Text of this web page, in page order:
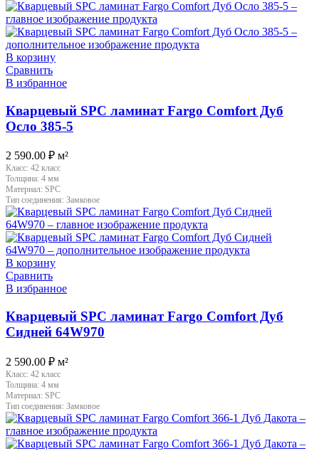
В корзину
Сравнить
В избранное
Кварцевый SPC ламинат Fargo Comfort Дуб
Осло 385-5
2 590.00 ₽ м²
Класс: 42 класс
Толщина: 4 мм
Материал: SPC
Тип соединения: Замковое
В корзину
Сравнить
В избранное
Кварцевый SPC ламинат Fargo Comfort Дуб
Сидней 64W970
2 590.00 ₽ м²
Класс: 42 класс
Толщина: 4 мм
Материал: SPC
Тип соединения: Замковое